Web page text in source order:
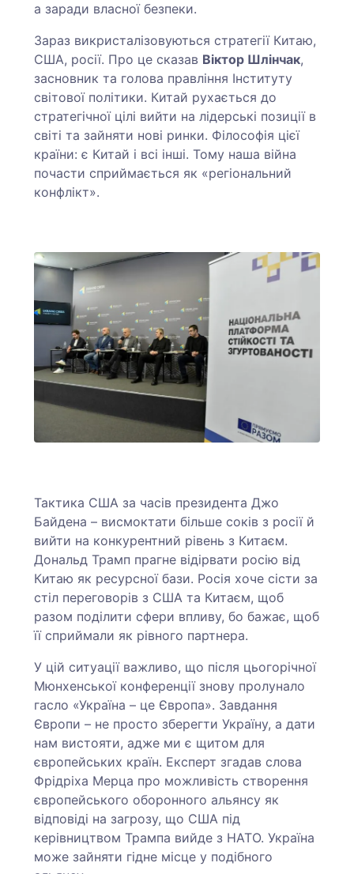
а заради власної безпеки.
Зараз викристалізовуються стратегії Китаю,
США, росії. Про це сказав Віктор Шлінчак,
засновник та голова правління Інституту
світової політики. Китай рухається до
стратегічної цілі вийти на лідерські позиції в
світі та зайняти нові ринки. Філософія цієї
країни: є Китай і всі інші. Тому наша війна
почасти сприймається як «регіональний
конфлікт».
Тактика США за часів президента Джо
Байдена – висмоктати більше соків з росії й
вийти на конкурентний рівень з Китаєм.
Дональд Трамп прагне відірвати росію від
Китаю як ресурсної бази. Росія хоче сісти за
стіл переговорів з США та Китаєм, щоб
разом поділити сфери впливу, бо бажає, щоб
її сприймали як рівного партнера.
У цій ситуації важливо, що після цьогорічної
Мюнхенської конференції знову пролунало
гасло «Україна – це Європа». Завдання
Європи – не просто зберегти Україну, а дати
нам вистояти, адже ми є щитом для
європейських країн. Експерт згадав слова
Фрідріха Мерца про можливість створення
європейського оборонного альянсу як
відповіді на загрозу, що США під
керівництвом Трампа вийде з НАТО. Україна
може зайняти гідне місце у подібного